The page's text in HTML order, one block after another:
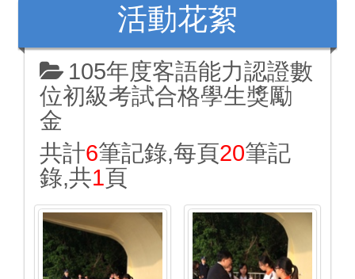
活動花絮
105年度客語能力認證數
位初級考試合格學生獎勵
金
共計6筆記錄,每頁20筆記
錄,共1頁